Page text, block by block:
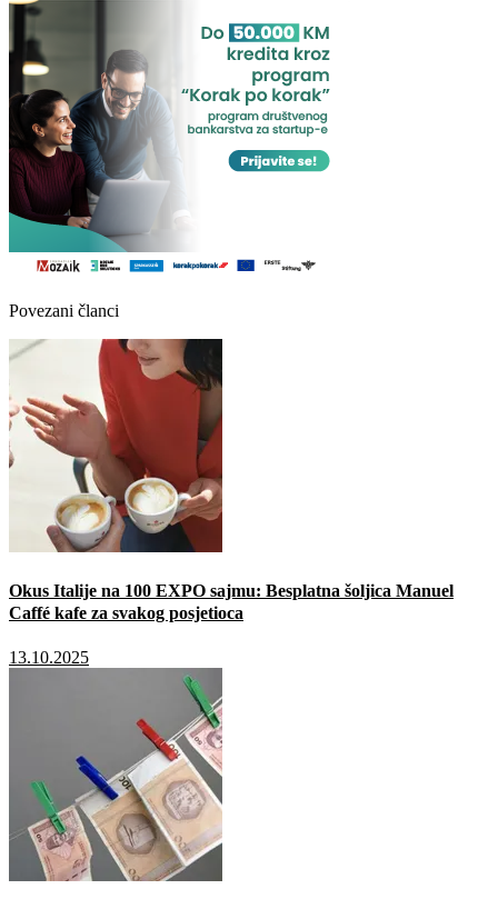
Povezani članci
Okus Italije na 100 EXPO sajmu: Besplatna šoljica Manuel
Caffé kafe za svakog posjetioca
13.10.2025